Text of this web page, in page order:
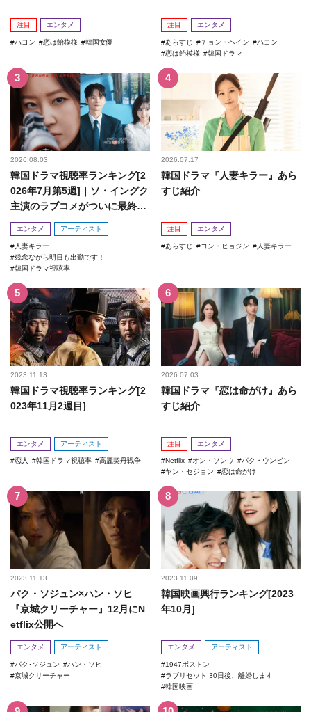
注目 エンタメ
ハヨン 恋は飴模様 韓国女優
注目 エンタメ
あらすじ チョン・ヘイン
ハヨン
恋は飴模様
韓国ドラマ
2026.08.03
韓国ドラマ視聴率ランキング[2
026年7月第5週]｜ソ・イングク
主演のラブコメがついに最終
回！
エンタメ アーティスト
人妻キラー
残念ながら明日も出勤です！
韓国ドラマ視聴率
2026.07.17
韓国ドラマ『人妻キラー』あら
すじ紹介
注目 エンタメ
あらすじ コン・ヒョジン 人妻キラー
2023.11.13
韓国ドラマ視聴率ランキング[2
023年11月2週目]
エンタメ アーティスト
恋人 韓国ドラマ視聴率 高麗契丹戦争
2026.07.03
韓国ドラマ『恋は命がけ』あら
すじ紹介
注目 エンタメ
Netflix オン・ソンウ
パク・ウンビン
ヤン・セジョン
恋は命がけ
2023.11.13
パク・ソジュン×ハン・ソヒ
『京城クリーチャー』12月にN
etflix公開へ
エンタメ アーティスト
パク･ソジュン
ハン・ソヒ
京城クリーチャー
2023.11.09
韓国映画興行ランキング[2023
年10月]
エンタメ アーティスト
1947ボストン
ラブリセット 30日後、離婚します
韓国映画